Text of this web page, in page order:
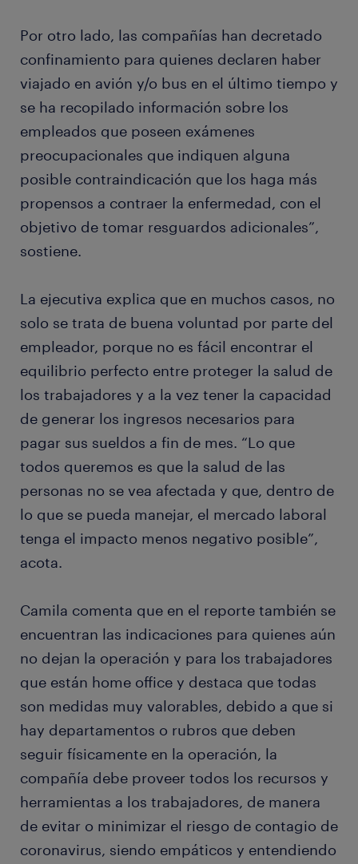
Por otro lado, las compañías han decretado
confinamiento para quienes declaren haber
viajado en avión y/o bus en el último tiempo y
se ha recopilado información sobre los
empleados que poseen exámenes
preocupacionales que indiquen alguna
posible contraindicación que los haga más
propensos a contraer la enfermedad, con el
objetivo de tomar resguardos adicionales”,
sostiene.
La ejecutiva explica que en muchos casos, no
solo se trata de buena voluntad por parte del
empleador, porque no es fácil encontrar el
equilibrio perfecto entre proteger la salud de
los trabajadores y a la vez tener la capacidad
de generar los ingresos necesarios para
pagar sus sueldos a fin de mes. “Lo que
todos queremos es que la salud de las
personas no se vea afectada y que, dentro de
lo que se pueda manejar, el mercado laboral
tenga el impacto menos negativo posible”,
acota.
Camila comenta que en el reporte también se
encuentran las indicaciones para quienes aún
no dejan la operación y para los trabajadores
que están home office y destaca que todas
son medidas muy valorables, debido a que si
hay departamentos o rubros que deben
seguir físicamente en la operación, la
compañía debe proveer todos los recursos y
herramientas a los trabajadores, de manera
de evitar o minimizar el riesgo de contagio de
coronavirus, siendo empáticos y entendiendo